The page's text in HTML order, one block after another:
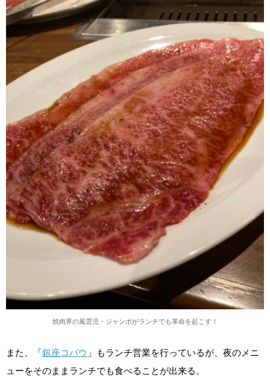
焼肉界の風雲児・ジャンボがランチでも革命を起こす！
また、「銀座コバウ 」もランチ営業を行っているが、夜のメニ
ューをそのままランチでも食べることが出来る。